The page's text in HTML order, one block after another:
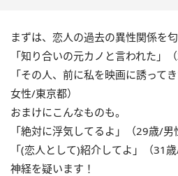
まずは、恋人の過去の異性関係を
「知り合いの元カノと言われた」
「その人、前に私を映画に誘って
女性/東京都）
おまけにこんなものも。
「絶対に浮気してるよ」（29歳/男
「(恋人として)紹介してよ」（31
神経を疑います！